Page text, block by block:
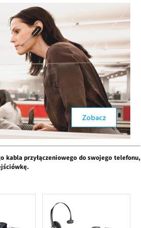
przyłączeniowego do swojego telefonu,